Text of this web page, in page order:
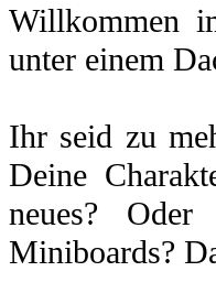
Willkommen
unter einem
Ihr seid zu
Deine
neues?
Miniboards?